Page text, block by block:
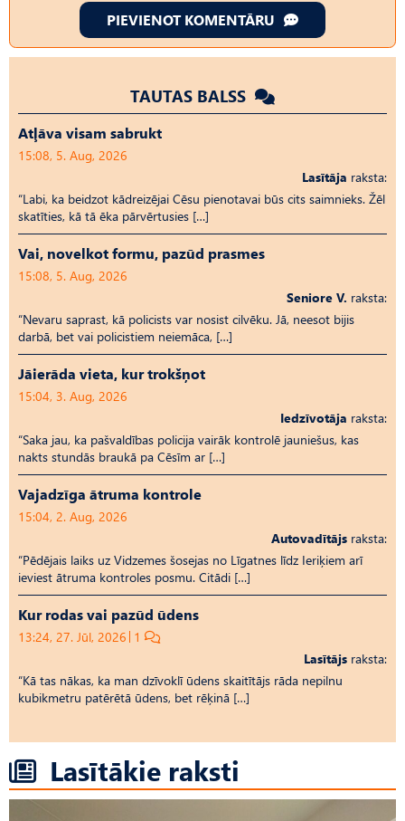
PIEVIENOT KOMENTĀRU
TAUTAS BALSS
Atļāva visam sabrukt
15:08, 5. Aug, 2026
Lasītāja raksta:
“Labi, ka beidzot kādreizējai Cēsu pienotavai būs cits saimnieks. Žēl
skatīties, kā tā ēka pārvērtusies […]
Vai, novelkot formu, pazūd prasmes
15:08, 5. Aug, 2026
Seniore V. raksta:
“Nevaru saprast, kā policists var nosist cilvēku. Jā, neesot bijis
darbā, bet vai policistiem neiemāca, […]
Jāierāda vieta, kur trokšņot
15:04, 3. Aug, 2026
Iedzīvotāja raksta:
“Saka jau, ka pašvaldības policija vairāk kontrolē jauniešus, kas
nakts stundās braukā pa Cēsīm ar […]
Vajadzīga ātruma kontrole
15:04, 2. Aug, 2026
Autovadītājs raksta:
“Pēdējais laiks uz Vid­ze­mes šosejas no Līgatnes līdz Ieriķiem arī
ieviest ātruma kontroles posmu. Citādi […]
Kur rodas vai pazūd ūdens
13:24, 27. Jūl, 2026 1
Lasītājs raksta:
“Kā tas nākas, ka man dzīvoklī ūdens skaitītājs rāda nepilnu
kubikmetru patērētā ūdens, bet rēķinā […]
Lasītākie raksti